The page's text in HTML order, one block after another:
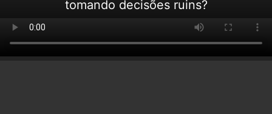
tomando decisões ruins?